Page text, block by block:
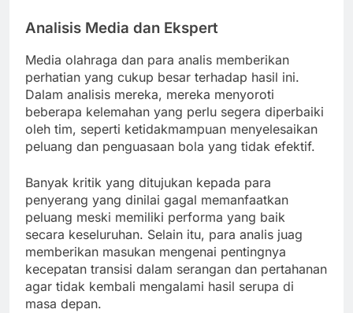
Analisis Media dan Ekspert
Media olahraga dan para analis memberikan
perhatian yang cukup besar terhadap hasil ini.
Dalam analisis mereka, mereka menyoroti
beberapa kelemahan yang perlu segera diperbaiki
oleh tim, seperti ketidakmampuan menyelesaikan
peluang dan penguasaan bola yang tidak efektif.
Banyak kritik yang ditujukan kepada para
penyerang yang dinilai gagal memanfaatkan
peluang meski memiliki performa yang baik
secara keseluruhan. Selain itu, para analis juag
memberikan masukan mengenai pentingnya
kecepatan transisi dalam serangan dan pertahanan
agar tidak kembali mengalami hasil serupa di
masa depan.